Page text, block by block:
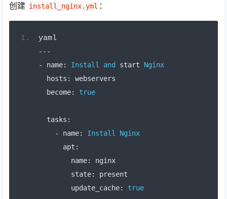
创建 install_nginx.yml ：
yaml
---
- name: Install and start Nginx
  hosts
:
webservers
  become
: true
  tasks
:
- name: Install
Nginx
      apt
:
        name
:
nginx
        state
:
present
        update_cache
: true